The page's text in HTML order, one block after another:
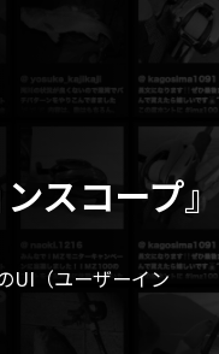
ンスコープ』
UI（ユーザーイン